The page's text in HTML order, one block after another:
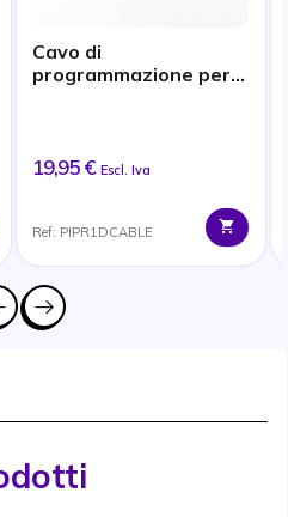
Cavo di
programmazione per
19,95 € Escl. Iva
Ref: PIPR1DCABLE